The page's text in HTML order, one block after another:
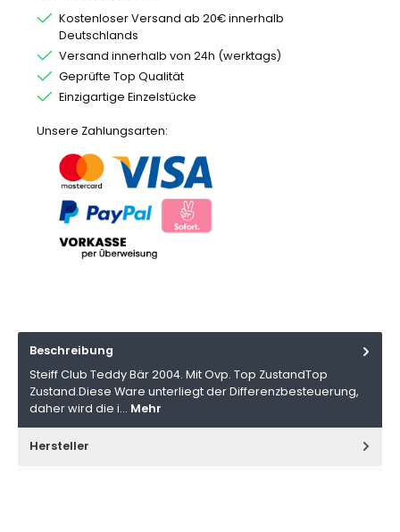
Kostenloser Versand ab 20€ innerhalb
Deutschlands
Versand innerhalb von 24h (werktags)
Geprüfte Top Qualität
Einzigartige Einzelstücke
Unsere Zahlungsarten:
Beschreibung
Steiff Club Teddy Bär 2004. Mit Ovp. Top ZustandTop
Zustand.Diese Ware unterliegt der Differenzbesteuerung,
daher wird die i… Mehr
Hersteller